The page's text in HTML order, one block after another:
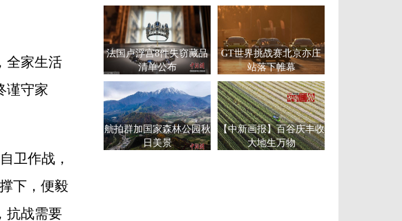
全家生活
谨守家
卫作战，
下，便毅
抗战需要
法国卢浮宫8件失窃藏品
清单公布
GT世界挑战赛北京亦庄
站落下帷幕
航拍群加国家森林公园秋
日美景
【中新画报】百谷庆丰收
大地生万物